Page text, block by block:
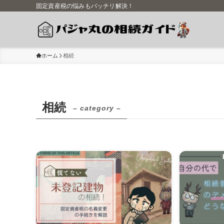
固定資産税の悩みもバッチリ解決！
ホーム 相続
相続 – category –